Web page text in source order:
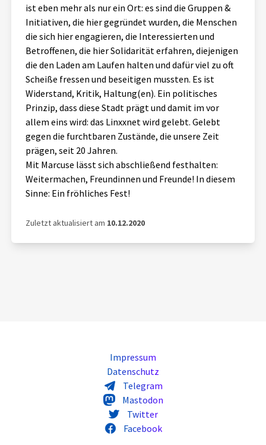
ist eben mehr als nur ein Ort: es sind die Gruppen &
Initiativen, die hier gegründet wurden, die Menschen
die sich hier engagieren, die Interessierten und
Betroffenen, die hier Solidarität erfahren, diejenigen
die den Laden am Laufen halten und dafür viel zu oft
Scheiße fressen und beseitigen mussten. Es ist
Widerstand, Kritik, Haltung(en). Ein politisches
Prinzip, dass diese Stadt prägt und damit im vor
allem eins wird: das Linxxnet wird gelebt. Gelebt
gegen die furchtbaren Zustände, die unsere Zeit
prägen, seit 20 Jahren.
Mit Marcuse lässt sich abschließend festhalten:
Weitermachen, Freundinnen und Freunde! In diesem
Sinne: Ein fröhliches Fest!
Zuletzt aktualisiert am 10.12.2020
Impressum
Datenschutz
Telegram
Mastodon
Twitter
Facebook